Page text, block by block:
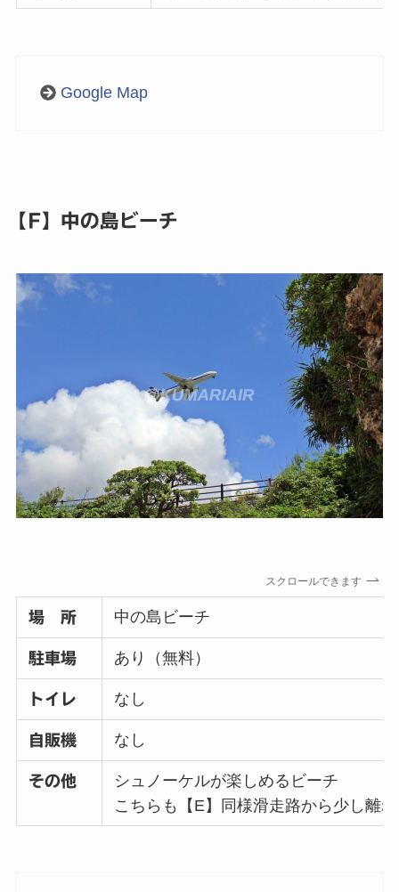
Google Map
【F】中の島ビーチ
スクロールできます
場 所 中の島ビーチ
駐車場 あり（無料）
トイレ なし
自販機 なし
その他
シュノーケルが楽しめるビーチ
こちらも【E】同様滑走路から少し離